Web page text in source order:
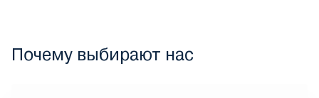
Почему выбирают нас